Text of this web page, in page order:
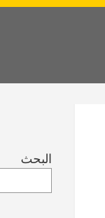
Skip
footer
البحث